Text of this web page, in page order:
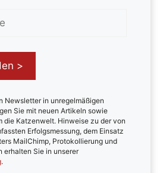
Newsletter in unregelmäßigen
Sie mit neuen Artikeln sowie
die Katzenwelt. Hinweise zu der von
Erfolgsmessung, dem Einsatz
MailChimp, Protokollierung und
erhalten Sie in unserer
.